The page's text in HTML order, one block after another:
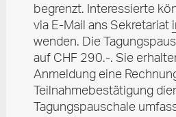
begrenzt. Interessierte
via E-Mail ans Sekretariat
wenden. Die
auf CHF 290.-. Sie
Anmeldung eine
Teilnahmebestätigung
Tagungspauschale